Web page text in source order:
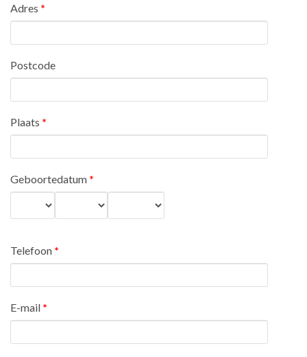
Adres *
Postcode
Plaats *
Geboortedatum *
Telefoon *
E-mail *